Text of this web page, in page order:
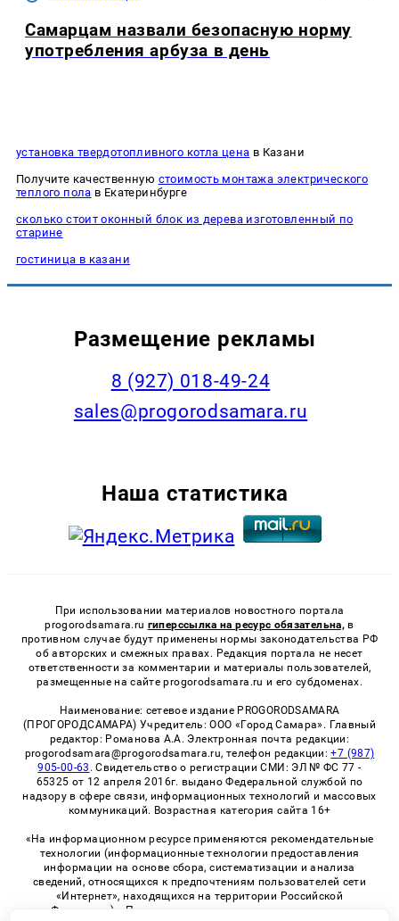
Самарцам назвали безопасную норму
употребления арбуза в день
установка твердотопливного котла цена в Казани
Получите качественную стоимость монтажа электрического
теплого пола в Екатеринбурге
сколько стоит оконный блок из дерева изготовленный по
старине
гостиница в казани
Размещение рекламы
8 (927) 018-49-24
sales@progorodsamara.ru
Наша статистика
При использовании материалов новостного портала
progorodsamara.ru гиперссылка на ресурс обязательна, в
противном случае будут применены нормы законодательства РФ
об авторских и смежных правах. Редакция портала не несет
ответственности за комментарии и материалы пользователей,
размещенные на сайте progorodsamara.ru и его субдоменах.
Наименование: сетевое издание PROGORODSAMARA
(ПРОГОРОДСАМАРА) Учредитель: ООО «Город Самара». Главный
редактор: Романова А.А. Электронная почта редакции:
progorodsamara@progorodsamara.ru, телефон редакции:+7 (987)
905-00-63 . Свидетельство о регистрации СМИ: ЭЛ № ФС 77 -
65325 от 12 апреля 2016г. выдано Федеральной службой по
надзору в сфере связи, информационных технологий и массовых
коммуникаций. Возрастная категория сайта 16+
«На информационном ресурсе применяются рекомендательные
технологии (информационные технологии предоставления
информации на основе сбора, систематизации и анализа
сведений, относящихся к предпочтениям пользователей сети
«Интернет», находящихся на территории Российской
Федерации)». Правила применения рекомендательных